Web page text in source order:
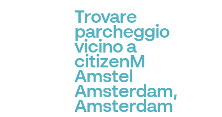
Trovare
parcheggio
vicino a
citizenM
Amstel
Amsterdam,
Amsterdam